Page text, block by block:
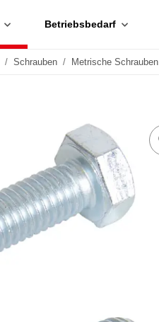
Betriebsbedarf
Schrauben Metrische Schrauben